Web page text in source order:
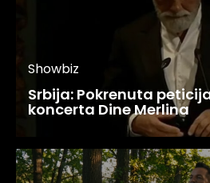
Showbiz
Srbija: Pokrenuta
koncerta Dine Merlina